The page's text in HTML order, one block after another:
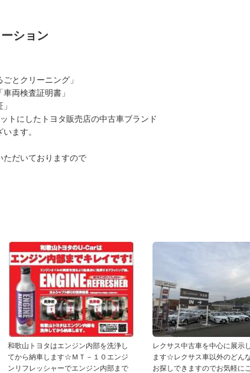
ション
ごとクリーニング」
両検査証明書」
トにしたトヨタ販売店の中古車ブランド
ます。
ただいておりますので
和歌山トヨタはエンジン内部を洗浄し
てから納車します☆ＭＴ－１０エンジ
ンリフレッシャーでエンジン内部まで
レクサス中古車を中心に展示
ます☆レクサス車以外のどん
お探しできますのでお気軽に